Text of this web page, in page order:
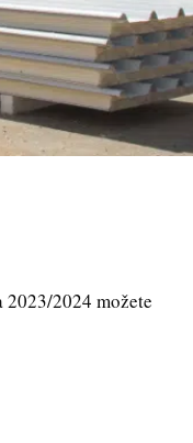
2024 možete